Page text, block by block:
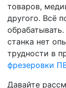
товаров,
другого. Всё
станка нет
трудности в
фрезеровки
Давайте